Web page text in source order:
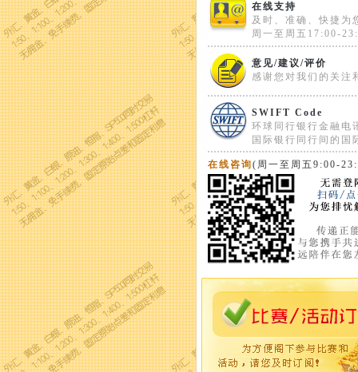
在线支持
及时、准确、快捷为
周一至周五17:00-
意见/建议/评价
感谢您对我们的关注
SWIFT Code
环球同行银行金融电
国际银行同行间的国
在线咨询(周一至周五9:00-